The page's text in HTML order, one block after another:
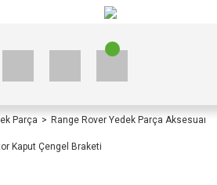
Parça Range Rover Yedek Parça Aksesuar